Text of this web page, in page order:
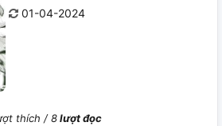
01-04-2024
thích /8lượt đọc